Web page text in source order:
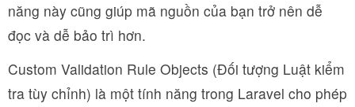
năng này cũng giúp mã nguồn của bạn trở nên dễ
đọc và dễ bảo trì hơn.
Custom Validation Rule Objects (Đối tượng Luật kiểm
tra tùy chỉnh) là một tính năng trong Laravel cho phép